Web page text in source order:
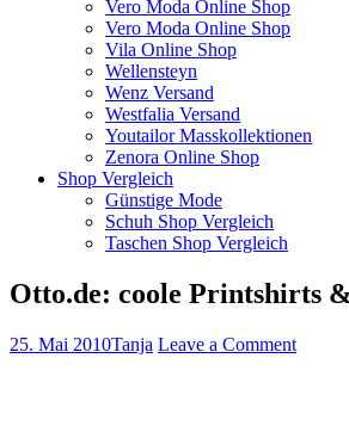
Vero Moda Online Shop
Vero Moda Online Shop
Vila Online Shop
Wellensteyn
Wenz Versand
Westfalia Versand
Youtailor Masskollektionen
Zenora Online Shop
Shop Vergleich
Günstige Mode
Schuh Shop Vergleich
Taschen Shop Vergleich
Otto.de: coole Printshirts
25. Mai 2010Tanja Leave a Comment